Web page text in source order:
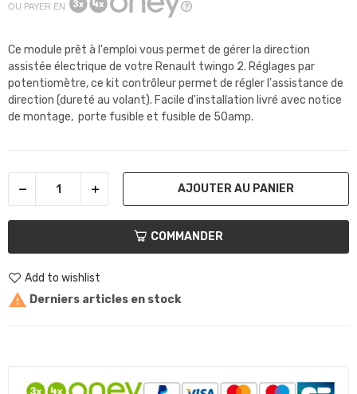
OU PAYER EN
Ce module prêt à l'emploi vous permet de gérer la direction
assistée électrique de votre Renault twingo 2. Réglages par
potentiomètre, ce kit contrôleur permet de régler l'assistance de
direction (dureté au volant). Facile d'installation livré avec notice
de montage, porte fusible et fusible de 50amp.
AJOUTER AU PANIER
COMMANDER
Add to wishlist
 Derniers articles en stock